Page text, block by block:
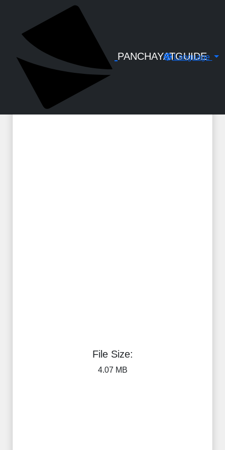
PANCHAYATGUIDE
Language
ജനന മരണ വിവാഹ
രജിസ്ട്രേഷൻ സർക്കുലർ 2017 -
സംശയങ്ങളും മറുപടികളും
സഹിതം
File Size:
4.07 MB